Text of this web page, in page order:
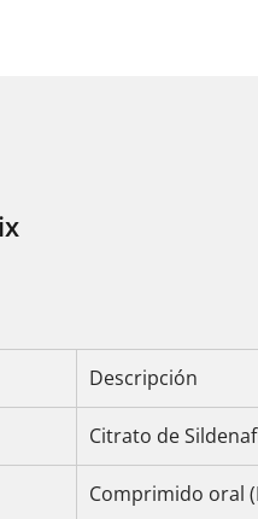
Descripción
Citrato de
Comprimido oral